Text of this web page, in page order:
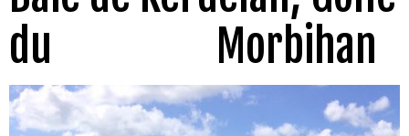
du Morbihan